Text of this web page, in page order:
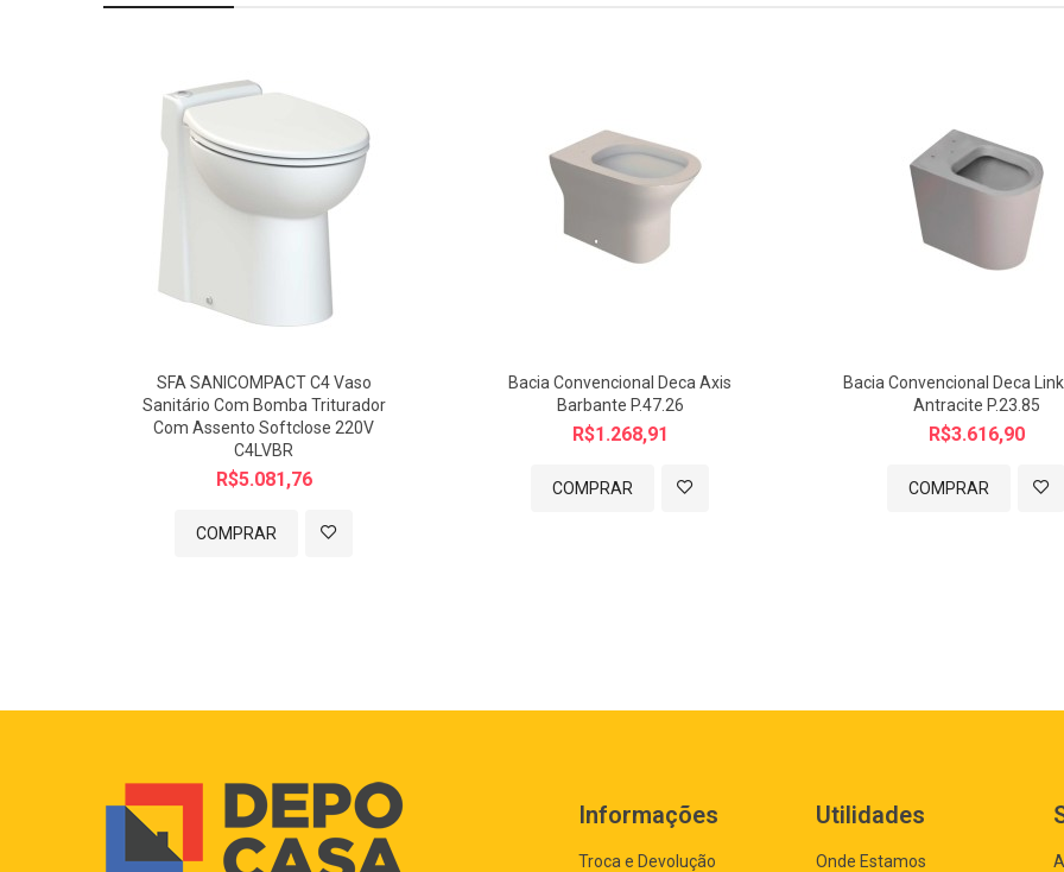
SFA SANICOMPACT C4 Vaso
Sanitário Com Bomba Triturador
Com Assento Softclose 220V
C4LVBR
R$5.081,76
COMPRAR
Bacia Convencional Deca Axis
Barbante P.47.26
R$1.268,91
COMPRAR
Bacia Convencional Deca
Antracite P.23.85
R$3.616,90
COMPRAR
Informações
Troca e Devolução
Utilidades
Onde Estamos